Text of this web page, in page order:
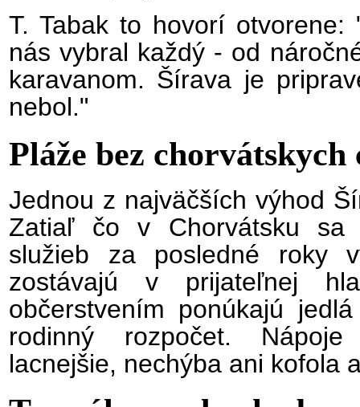
T. Tabak to hovorí
nás vybral každý - od
karavanom. Šírava je
nebol."
Pláže bez chorvátskych
Jednou z najväčších výhod
Zatiaľ čo v Chorvátsku sa
služieb za posledné roky
zostávajú v prijateľnej
občerstvením ponúkajú
rodinný rozpočet.
lacnejšie, nechýba ani kofola